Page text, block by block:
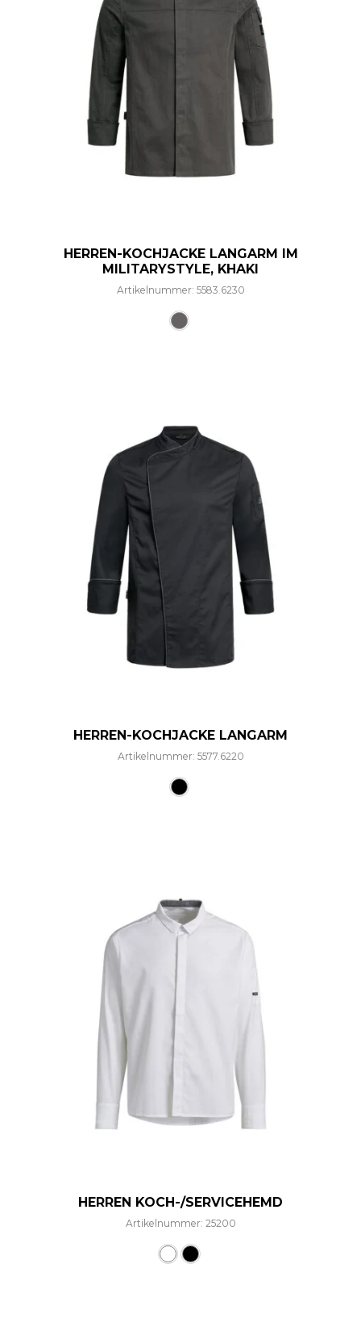
HERREN-KOCHJACKE LANGARM IM
MILITARYSTYLE, KHAKI
Artikelnummer: 5583.6230
HERREN-KOCHJACKE LANGARM
Artikelnummer: 5577.6220
HERREN KOCH-/SERVICEHEMD
Artikelnummer: 25200